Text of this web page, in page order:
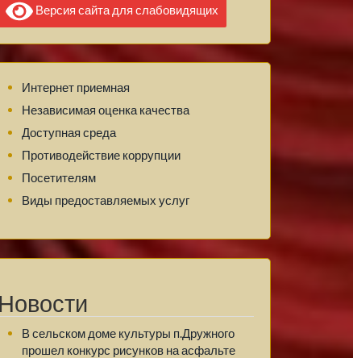
Версия сайта для слабовидящих
Интернет приемная
Независимая оценка качества
Доступная среда
Противодействие коррупции
Посетителям
Виды предоставляемых услуг
Новости
В сельском доме культуры п.Дружного
прошел конкурс рисунков на асфальте